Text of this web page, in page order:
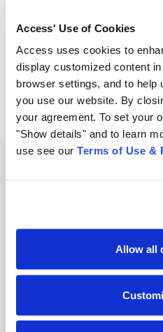
Access' Use of Cookies
Access uses cookies to
display customized content
browser settings, and to help
you use our website. By
your agreement. To set your
"Show details" and to learn
use see our Terms of Use &
Allow all
Share
compartir compartir